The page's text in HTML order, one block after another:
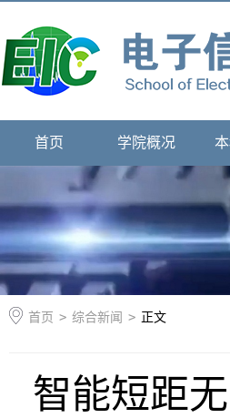
首页 学院概况
首页 > 综合新闻 > 正文
智能短距